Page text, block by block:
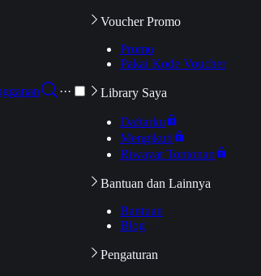
···
Voucher Promo
Promo
Pakai Kode Voucher
Library Saya
Daftarku
Mengikuti
Riwayat Tontonan
Bantuan dan Lainnya
Bantuan
Blog
Pengaturan